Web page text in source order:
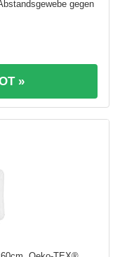
gegen
»